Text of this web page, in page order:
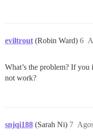
eviltrout (Robin Ward) 6
What’s the problem? If
not work?
snjqi188 (Sarah Ni) 7